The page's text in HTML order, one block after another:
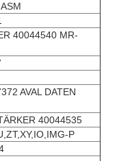
40044540 MR-
AVAL DATEN
40044535
P